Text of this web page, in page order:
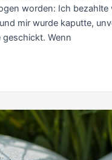
worden: Ich bezahlte
mir wurde kaputte,
geschickt. Wenn